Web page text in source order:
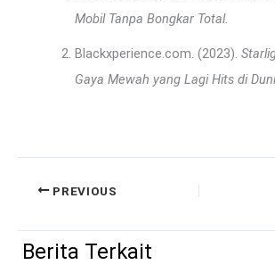
Mobil Tanpa Bongkar Total.
Blackxperience.com. (2023).
Gaya Mewah yang Lagi Hits di
PREVIOUS
Berita Terkait